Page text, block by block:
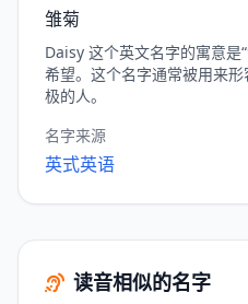
雏菊
Daisy 这个英文名字的寓意是
希望。这个名字通常被用来
极的人。
名字来源
英式英语
读音相似的名字